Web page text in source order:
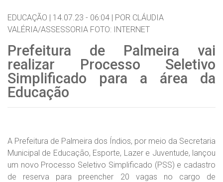
EDUCAÇÃO | 14.07.23 - 06:04 | POR CLÁUDIA
VALÉRIA/ASSESSORIA FOTO: INTERNET
Prefeitura de Palmeira vai
realizar Processo Seletivo
Simplificado para a área da
Educação
A Prefeitura de Palmeira dos Índios, por meio da Secretaria
Municipal de Educação, Esporte, Lazer e Juventude, lançou
um novo Processo Seletivo Simplificado (PSS) e cadastro
de reserva para preencher 20 vagas no cargo de